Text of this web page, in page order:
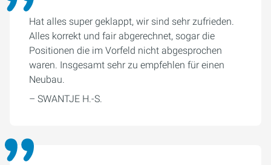
Hat alles super geklappt, wir sind sehr zufrieden.
Alles korrekt und fair abgerechnet, sogar die
Positionen die im Vorfeld nicht abgesprochen
waren. Insgesamt sehr zu empfehlen für einen
Neubau.
– SWANTJE H.-S.